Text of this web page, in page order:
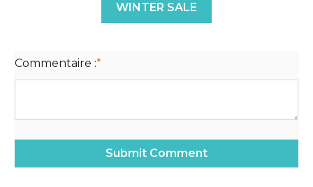
WINTER SALE
Commentaire :*